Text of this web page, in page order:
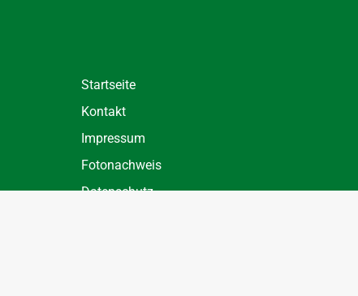
Startseite
Kontakt
Impressum
Fotonachweis
Datenschutz